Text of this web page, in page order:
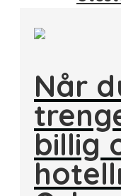
Når
billig